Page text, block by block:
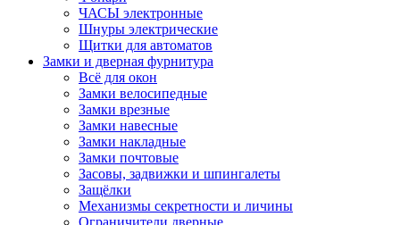
ЧАСЫ электронные
Шнуры электрические
Щитки для автоматов
Замки и дверная фурнитура
Всё для окон
Замки велосипедные
Замки врезные
Замки навесные
Замки накладные
Замки почтовые
Засовы, задвижки и шпингалеты
Защёлки
Механизмы секретности и личины
Ограничители дверные